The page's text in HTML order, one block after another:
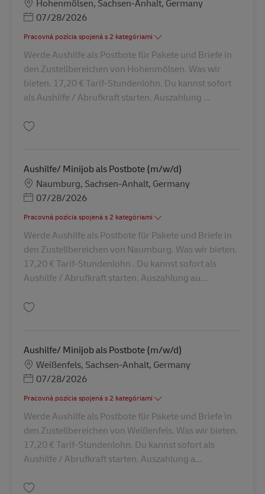
Hohenmölsen, Sachsen-Anhalt, Germany
Posted Date
07/28/2026
Pracovná pozícia spojená s 2 kategóriami
Werde Aushilfe als Postbote für Pakete und Briefe in
den Zustellbereichen von Hohenmölsen. Was wir
bieten. 17,20 € Tarif-Stundenlohn. Du kannst sofort
als Aushilfe / Abrufkraft starten. Auszahlung ...
Aushilfe/ Minijob als Postbote (m/w/d)
MiestoNaumburg, Sachsen-Anhalt, Germany
Posted Date
07/28/2026
Pracovná pozícia spojená s 2 kategóriami
Werde Aushilfe als Postbote für Pakete und Briefe in
den Zustellbereichen von Naumburg. Was wir bieten.
17,20 € Tarif-Stundenlohn . Du kannst sofort als
Aushilfe / Abrufkraft starten. Auszahlung au...
Aushilfe/ Minijob als Postbote (m/w/d)
Miesto
Weißenfels, Sachsen-Anhalt, Germany
Posted Date
07/28/2026
Pracovná pozícia spojená s 2 kategóriami
Werde Aushilfe als Postbote für Pakete und Briefe in
den Zustellbereichen von Weißenfels. Was wir bieten.
17,20 € Tarif-Stundenlohn. Du kannst sofort als
Aushilfe / Abrufkraft starten. Auszahlung a...